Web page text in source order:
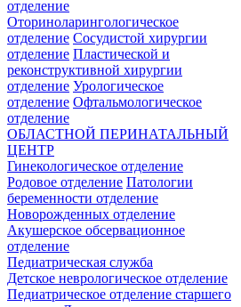
отделение
Оториноларингологическое
отделение Сосудистой хирургии
отделение Пластической и
реконструктивной хирургии
отделение Урологическое
отделение Офтальмологическое
отделение
ОБЛАСТНОЙ ПЕРИНАТАЛЬНЫЙ
ЦЕНТР
Гинекологическое отделение
Родовое отделение Патологии
беременности отделение
Новорожденных отделение
Акушерское обсервационное
отделение
Педиатрическая служба
Детское неврологическое отделение
Педиатрическое отделение старшего